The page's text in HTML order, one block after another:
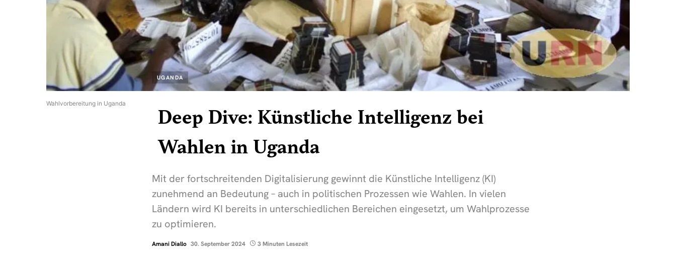
Wahlvorbereitung in Uganda
UGANDA
Deep Dive: Künstliche Intelligenz bei
Wahlen in Uganda
Mit der fortschreitenden Digitalisierung gewinnt die Künstliche Intelligenz (KI)
zunehmend an Bedeutung – auch in politischen Prozessen wie Wahlen. In vielen
Ländern wird KI bereits in unterschiedlichen Bereichen eingesetzt, um Wahlprozesse
zu optimieren.
Amani Diallo 30. September 2024 3 Minuten Lesezeit